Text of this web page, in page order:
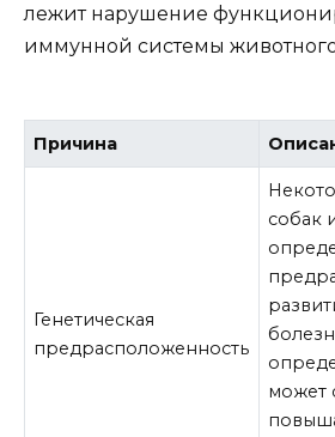
лежит нарушение
иммунной системы
Причина
Генетическая
предрасположенность
собак
может